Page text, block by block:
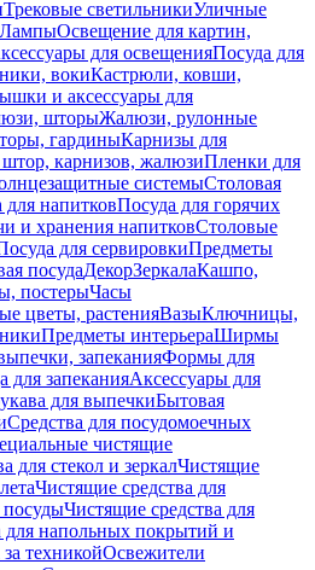
Трековые светильникиУличные
ЛампыОсвещение для картин,
для освещенияПосуда для
вокиКастрюли, ковши,
и аксессуары для
шторыЖалюзи, рулонные
гардиныКарнизы для
карнизов, жалюзиПленки для
системыСтоловая
для напитковПосуда для горячих
и хранения напитковСтоловые
для сервировкиПредметы
посудаДекорЗеркалаКашпо,
постерыЧасы
цветы, растенияВазыКлючницы,
Предметы интерьераШирмы
запеканияФормы для
для запеканияАксессуары для
для выпечкиБытовая
Средства для посудомоечных
чистящие
для стекол и зеркалЧистящие
Чистящие средства для
посудыЧистящие средства для
для напольных покрытий и
техникойОсвежители